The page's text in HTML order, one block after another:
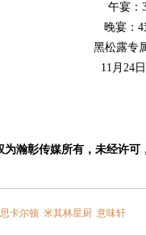
午宴：
晚宴：4
黑松露专
11月24
为瀚彰传媒所有，未经许
卡尔顿 米其林星厨 意味轩